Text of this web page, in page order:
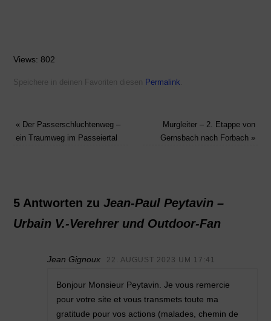
Views: 802
Speichere in deinen Favoriten diesen Permalink
«Der Passerschluchtenweg –
ein Traumweg im Passeiertal
Murgleiter – 2. Etappe von
Gernsbach nach Forbach »
5 Antworten zu Jean-Paul Peytavin –
Urbain V.-Verehrer und Outdoor-Fan
Jean Gignoux 22. AUGUST 2023 UM 17:41
Bonjour Monsieur Peytavin. Je vous remercie
pour votre site et vous transmets toute ma
gratitude pour vos actions (malades, chemin de